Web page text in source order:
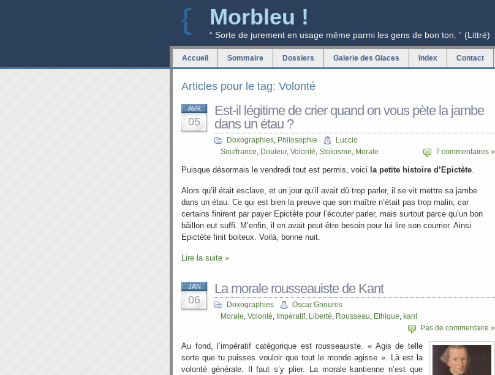
Morbleu !
“ Sorte de jurement en usage même parmi les gens de bon ton. ” (Littré)
Accueil Sommaire Dossiers Galerie des Glaces Index Contact
Articles pour le tag: Volonté
AVR
05
Est-il légitime de crier quand on vous pète la jambe
dans un étau ?
Doxographies, Philosophie
Luccio
Souffrance, Douleur, Volonté, Stoïcisme, Morale 7 commentaires »
Puisque désormais le vendredi tout est permis, voici la petite histoire d’Epictète.
Alors qu’il était esclave, et un jour qu’il avait dû trop parler, il se vit mettre sa jambe
dans un étau. Ce qui est bien la preuve que son maître n’était pas trop malin, car
certains finirent par payer Epictète pour l’écouter parler, mais surtout parce qu’un bon
bâillon eut suffi. M’enfin, il en avait peut-être besoin pour lui lire son courrier. Ainsi
Epictète finit boiteux. Voilà, bonne nuit.
Lire la suite »
JAN
06
La morale rousseauiste de Kant
Doxographies
Oscar Gnouros
Morale, Volonté, Impératif, Liberté, Rousseau, Ethique, kant
Pas de commentaire »
Au fond, l’impératif catégorique est rousseauiste. « Agis de telle
sorte que tu puisses vouloir que tout le monde agisse ». Là est la
volonté générale. Il faut s’y plier. La morale kantienne n’est que